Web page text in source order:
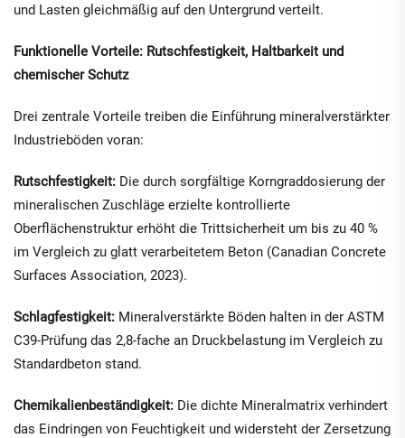
und Lasten gleichmäßig auf den Untergrund verteilt.
Funktionelle Vorteile: Rutschfestigkeit, Haltbarkeit und
chemischer Schutz
Drei zentrale Vorteile treiben die Einführung mineralverstärkter
Industrieböden voran:
Rutschfestigkeit: Die durch sorgfältige Korngraddosierung der
mineralischen Zuschläge erzielte kontrollierte
Oberflächenstruktur erhöht die Trittsicherheit um bis zu 40 %
im Vergleich zu glatt verarbeitetem Beton (Canadian Concrete
Surfaces Association, 2023).
Schlagfestigkeit: Mineralverstärkte Böden halten in der ASTM
C39-Prüfung das 2,8-fache an Druckbelastung im Vergleich zu
Standardbeton stand.
Chemikalienbeständigkeit: Die dichte Mineralmatrix verhindert
das Eindringen von Feuchtigkeit und widersteht der Zersetzung